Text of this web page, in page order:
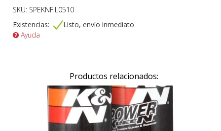
SKU: SPEKNFIL0510
Existencias:
Listo, envío inmediato
Ayuda
Productos relacionados: